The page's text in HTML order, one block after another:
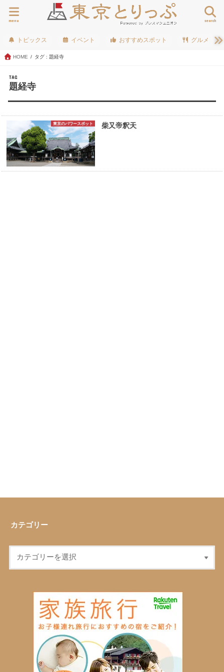
search
menu
トピックス イベント おすすめスポット グルメ
HOME タグ : 題経寺
TAG
題経寺
東京のパワースポット 柴又帝釈天
カテゴリー